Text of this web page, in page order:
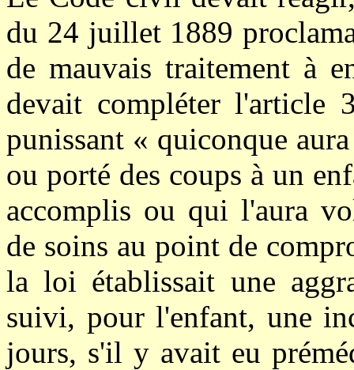
du 24 juillet 1889
de mauvais traitement à
devait compléter
punissant « quiconque
ou porté des coups à un
accomplis ou qui l'aura
de soins au point de
la loi établissait une
suivi, pour l'enfant, une
jours, s'il y avait eu